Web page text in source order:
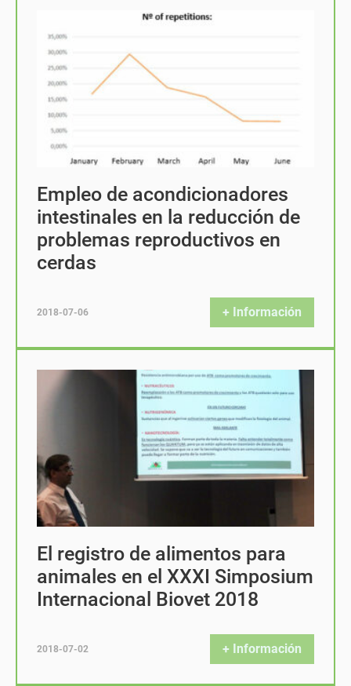
Empleo de acondicionadores
intestinales en la reducción de
problemas reproductivos en
cerdas
2018-07-06 + Información
El registro de alimentos para
animales en el XXXI Simposium
Internacional Biovet 2018
2018-07-02 + Información